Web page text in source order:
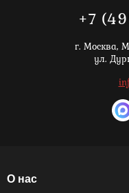
+7
г. Москва,
ул.
О нас